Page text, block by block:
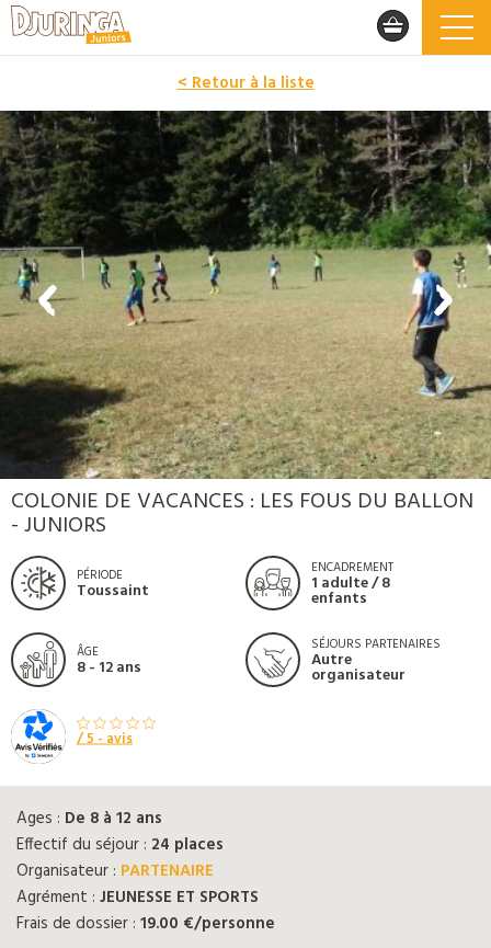
< Retour à la liste
PROMO
COLONIE DE VACANCES : LES FOUS DU BALLON
- JUNIORS
PÉRIODE
Toussaint
ENCADREMENT
1 adulte / 8
enfants
ÂGE
8 - 12 ans
SÉJOURS PARTENAIRES
Autre
organisateur
/ 5 -avis
Ages : De 8 à 12 ans
Effectif du séjour : 24 places
Organisateur : PARTENAIRE
Agrément : JEUNESSE ET SPORTS
Frais de dossier : 19.00 €/personne